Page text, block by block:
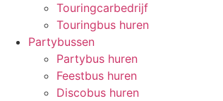
Touringcarbedrijf
Touringbus huren
Partybussen
Partybus huren
Feestbus huren
Discobus huren